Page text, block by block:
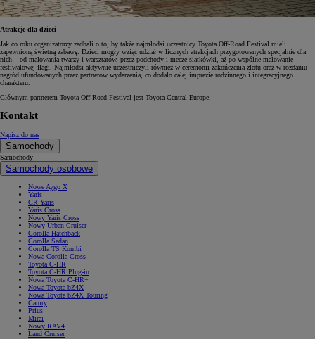
Atrakcje dla dzieci
Jak co roku organizatorzy zadbali o to, by także najmłodsi uczestnicy Toyota Off-Road Festival mieli
zapewnioną świetną zabawę. Dzieci mogły wziąć udział w licznych atrakcjach przygotowanych specjalnie dla
nich – od malowania twarzy i warsztatów, przez podchody i mecze siatkówki, aż po wspólne malowanie
festiwalowej flagi. Najmłodsi aktywnie uczestniczyli również w ceremonii zakończenia zlotu oraz w rozdaniu
nagród ufundowanych przez partnerów wydarzenia, co dodało całej imprezie rodzinnego i integracyjnego
charakteru.
Głównym partnerem Toyota Off-Road Festival jest Toyota Central Europe.
Kontakt
Napisz do nas
Samochody
Samochody
Samochody osobowe
Nowe Aygo X
Yaris
GR Yaris
Yaris Cross
Nowy Yaris Cross
Nowy Urban Cruiser
Corolla Hatchback
Corolla Sedan
Corolla TS Kombi
Nowa Corolla Cross
Toyota C-HR
Toyota C-HR Plug-in
Nowa Toyota C-HR+
Nowa Toyota bZ4X
Nowa Toyota bZ4X Touring
Camry
Prius
Mirai
Nowy RAV4
Land Cruiser